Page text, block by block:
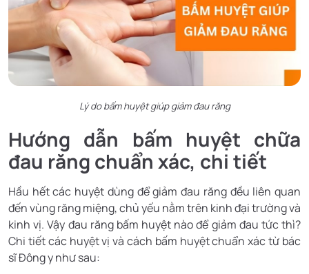
Lý do bấm huyệt giúp giảm đau răng
Hướng dẫn bấm huyệt chữa
đau răng chuẩn xác, chi tiết
Hầu hết các huyệt dùng để giảm đau răng đều liên quan
đến vùng răng miệng, chủ yếu nằm trên kinh đại trường và
kinh vị. Vậy đau răng bấm huyệt nào để giảm đau tức thì?
Chi tiết các huyệt vị và cách bấm huyệt chuẩn xác từ bác
sĩ Đông y như sau: